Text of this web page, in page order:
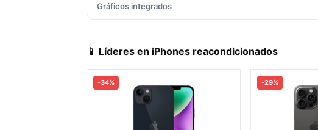
Gráficos integrados
📱 Líderes en iPhones reacondicionados
-34% -29%